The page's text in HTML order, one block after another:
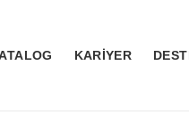
KARİYER